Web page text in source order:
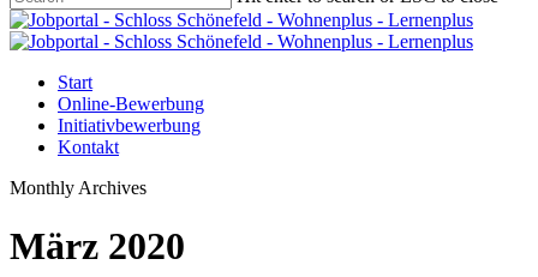
Close
Search
Menu
Start
Online-Bewerbung
Initiativbewerbung
Kontakt
Monthly Archives
März 2020